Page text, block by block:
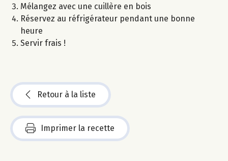
Mélangez avec une cuillère en bois
Réservez au réfrigérateur pendant une bonne
heure
Servir frais !
Retour à la liste
Imprimer la recette